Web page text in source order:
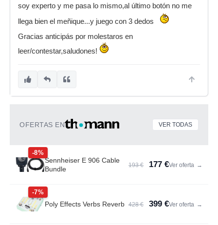
soy experto y me pasa lo mismo,al último botón no me
llega bien el meñique...y juego con 3 dedos
Gracias anticipás por molestaros en
leer/contestar,saludones!
OFERTAS EN VER TODAS
-8%
Sennheiser E 906 Cable
Bundle
193 € 177 €Ver oferta →
-7%
Poly Effects Verbs Reverb 428 € 399 €Ver oferta →